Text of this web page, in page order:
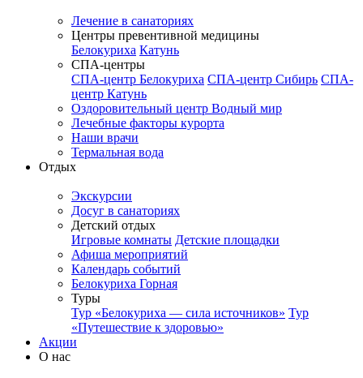
Лечение в санаториях
Центры превентивной медицины
Белокуриха Катунь
СПА-центры
СПА-центр Белокуриха СПА-центр Сибирь СПА-
центр Катунь
Оздоровительный центр Водный мир
Лечебные факторы курорта
Наши врачи
Термальная вода
Отдых
Экскурсии
Досуг в санаториях
Детский отдых
Игровые комнаты Детские площадки
Афиша мероприятий
Календарь событий
Белокуриха Горная
Туры
Тур «Белокуриха — сила источников» Тур
«Путешествие к здоровью»
Акции
О нас